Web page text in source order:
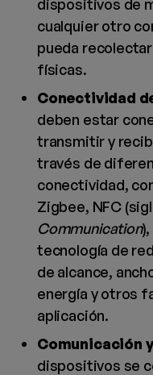
dispositivos de
cualquier otro
pueda
físicas.
Conectividad
deben estar
transmitir y
través de
conectividad,
Zigbee, NFC
Communication
tecnología de
de alcance,
energía y otros
aplicación.
Comunicación
dispositivos se